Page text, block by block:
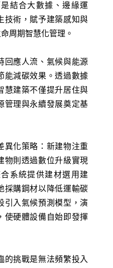
結合大數據、邊緣運
技術，賦予建築感知與
周期智慧化管理。
回應人流、氣候與能源
能減碳效果。透過數據
慧建築不僅提升居住與
管理與永續發展奠定基
異化策略：新建物注重
物則透過數位升級實現
系統提供建材選用建
採購鋼材以降低運輸碳
引入氣候預測模型，演
使硬體設備自始即發揮
的挑戰是無法頻繁投入